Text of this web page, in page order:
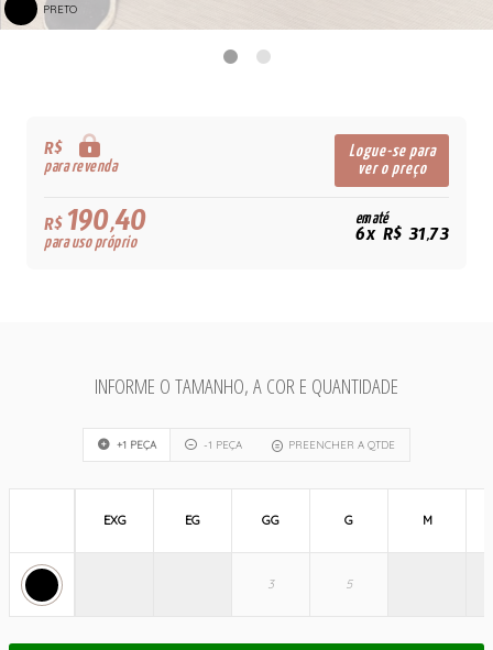
PRETO
R$
para revenda
Logue-se para
ver o preço
R$190,40
para uso próprio
em até
6x R$ 31,73
INFORME O TAMANHO, A COR E QUANTIDADE
+1 PEÇA -1 PEÇA PREENCHER A QTDE
EXG EG GG G M